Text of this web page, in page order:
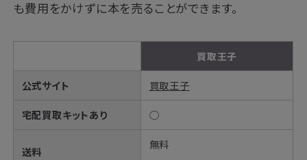
も費用をかけずに本を売ることができます。
買取王子
公式サイト 買取王子
宅配買取キットあり ◯
送料
無料